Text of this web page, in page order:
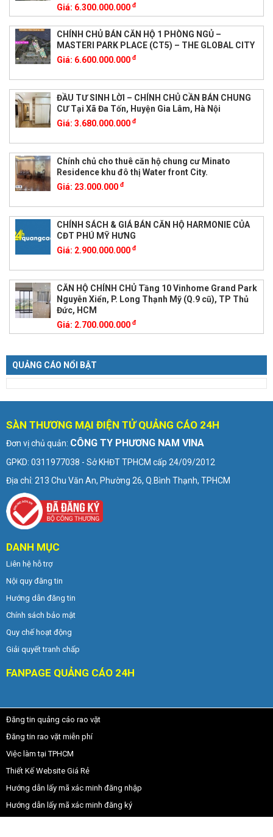
Giá: 6.300.000.000 đ
CHÍNH CHỦ BÁN CĂN HỘ 1 PHÒNG NGỦ –
MASTERI PARK PLACE (CT5) – THE GLOBAL CITY
Giá: 6.600.000.000 đ
ĐẦU TƯ SINH LỜI – CHÍNH CHỦ CẦN BÁN CHUNG
CƯ Tại Xã Đa Tốn, Huyện Gia Lâm, Hà Nội
Giá: 3.680.000.000 đ
Chính chủ cho thuê căn hộ chung cư Minato
Residence khu đô thị Water front City.
Giá: 23.000.000 đ
CHÍNH SÁCH & GIÁ BÁN CĂN HỘ HARMONIE CỦA
CĐT PHÚ MỸ HƯNG
Giá: 2.900.000.000 đ
CĂN HỘ CHÍNH CHỦ Tầng 10 Vinhome Grand Park
Nguyễn Xiển, P. Long Thạnh Mỹ (Q.9 cũ), TP Thủ
Đức, HCM
Giá: 2.700.000.000 đ
QUẢNG CÁO NỔI BẬT
SÀN THƯƠNG MẠI ĐIỆN TỬ QUẢNG CÁO 24H
Đơn vị chủ quản: CÔNG TY PHƯƠNG NAM VINA
GPKD: 0311977038 - Sở KHĐT TPHCM cấp 24/09/2012
Địa chỉ: 213 Chu Văn An, Phường 26, Q.Bình Thạnh, TPHCM
DANH MỤC
Liên hệ hỗ trợ
Nội quy đăng tin
Hướng dẫn đăng tin
Chính sách bảo mật
Quy chế hoạt động
Giải quyết tranh chấp
FANPAGE QUẢNG CÁO 24H
Đăng tin quảng cáo rao vặt
Đăng tin rao vặt miễn phí
Việc làm tại TPHCM
Thiết Kế Website Giá Rẻ
Hướng dẫn lấy mã xác minh đăng nhập
Hướng dẫn lấy mã xác minh đăng ký